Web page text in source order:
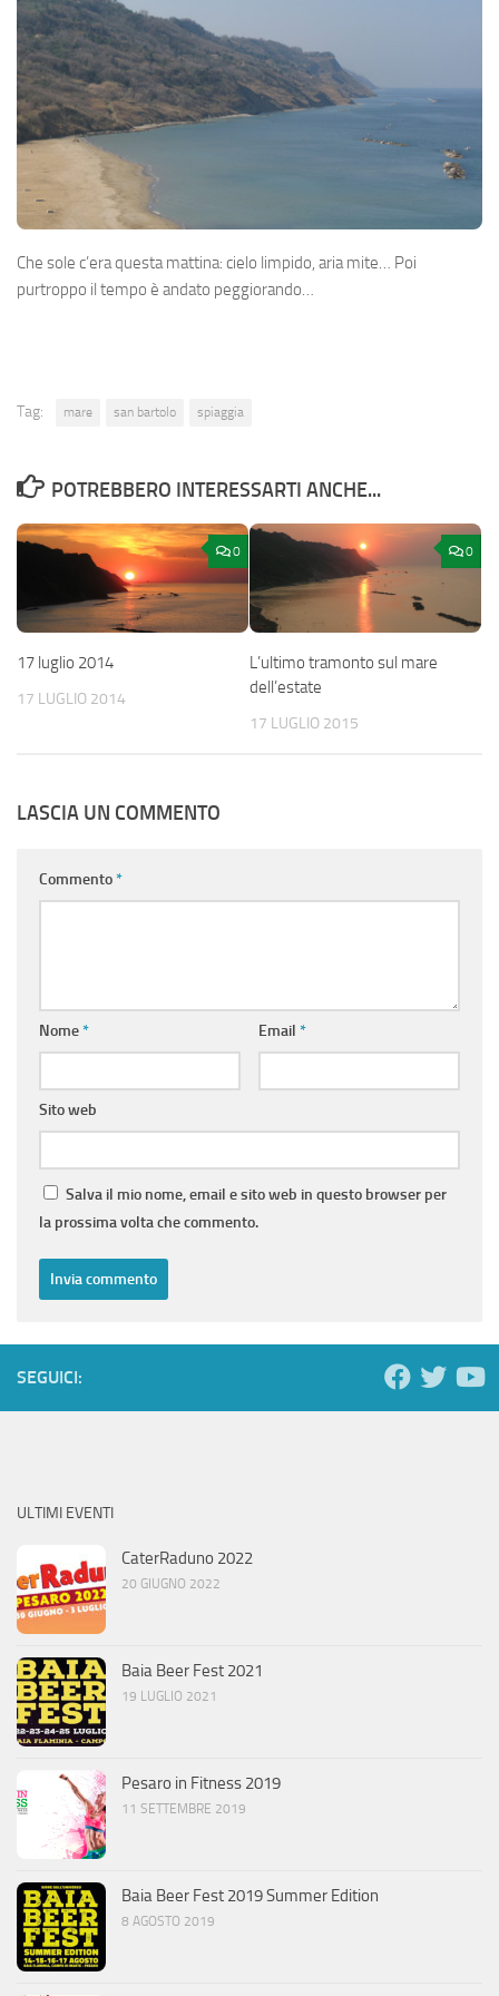
Che sole c’era questa mattina: cielo limpido, aria mite… Poi
purtroppo il tempo è andato peggiorando…
Tag: mare san bartolo spiaggia
POTREBBERO INTERESSARTI ANCHE...
0
17 luglio 2014
17 LUGLIO 2014
0
L’ultimo tramonto sul mare
dell’estate
17 LUGLIO 2015
LASCIA UN COMMENTO
Commento*
Nome* Email *
Sito web
Salva il mio nome, email e sito web in questo browser per
la prossima volta che commento.
SEGUICI:
ULTIMI EVENTI
CaterRaduno 2022
20 GIUGNO 2022
Baia Beer Fest 2021
19 LUGLIO 2021
Pesaro in Fitness 2019
11 SETTEMBRE 2019
Baia Beer Fest 2019 Summer Edition
8 AGOSTO 2019